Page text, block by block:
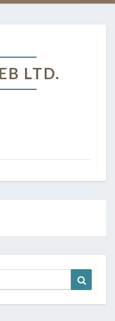
LTD.